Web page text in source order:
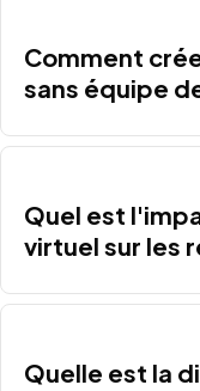
Comment
sans équipe
Quel est
virtuel sur les
Quelle est la